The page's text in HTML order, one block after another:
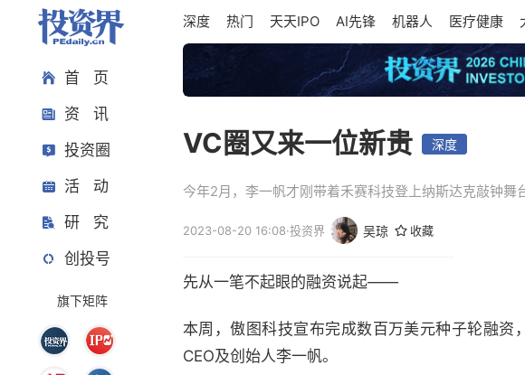
首 页
资 讯
投资圈
活 动
研 究
创投号
旗下矩阵
深度 热门 天天IPO AI先锋 机器人 医疗健康
VC圈又来一位新贵 深度
今年2月，李一帆才刚带着禾赛科技登上纳斯达克敲钟舞
2023-08-20 16:08·投资界 吴琼 收藏
先从一笔不起眼的融资说起——
本周，傲图科技宣布完成数百万美元种子轮融
CEO及创始人李一帆。